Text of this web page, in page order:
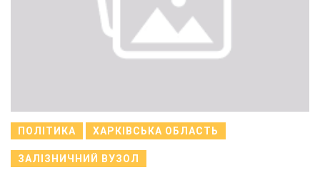
ПОЛІТИКА ХАРКІВСЬКА ОБЛАСТЬ
ЗАЛІЗНИЧНИЙ ВУЗОЛ